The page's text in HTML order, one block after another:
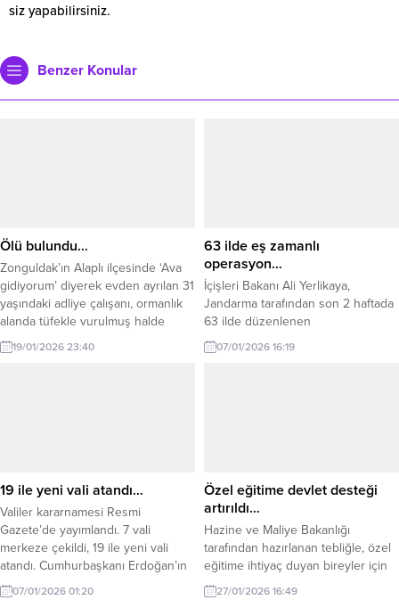
siz yapabilirsiniz.
Benzer Konular
Ölü bulundu…
Zonguldak’ın Alaplı ilçesinde ‘Ava
gidiyorum’ diyerek evden ayrılan 31
yaşındaki adliye çalışanı, ormanlık
alanda tüfekle vurulmuş halde
bulundu. Alaplı ilçesinde dün
akşam saatlerinde ‘Ava gidiyorum’
19/01/2026 23:40
63 ilde eş zamanlı
operasyon…
İçişleri Bakanı Ali Yerlikaya,
Jandarma tarafından son 2 haftada
63 ilde düzenlenen
operasyonlarda 1 ton 343 kilogram
uyuşturucu madde ile 178 bin 615
genelinde geniş çaplı operasyonlar
düzenlendiğini...
07/01/2026 16:19
19 ile yeni vali atandı…
Valiler kararnamesi Resmi
Gazete’de yayımlandı. 7 vali
merkeze çekildi, 19 ile yeni vali
atandı. Cumhurbaşkanı Erdoğan’ın
imzası ile Resmi Gazete’de
07/01/2026 01:20
Özel eğitime devlet desteği
artırıldı…
Hazine ve Maliye Bakanlığı
tarafından hazırlanan tebliğle, özel
eğitime ihtiyaç duyan bireyler için
2026 yılında verilecek devlet
27/01/2026 16:49